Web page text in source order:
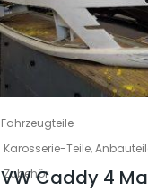
Fahrzeugteile
Karosserie-Teile,
Zubehör
VW Caddy 4